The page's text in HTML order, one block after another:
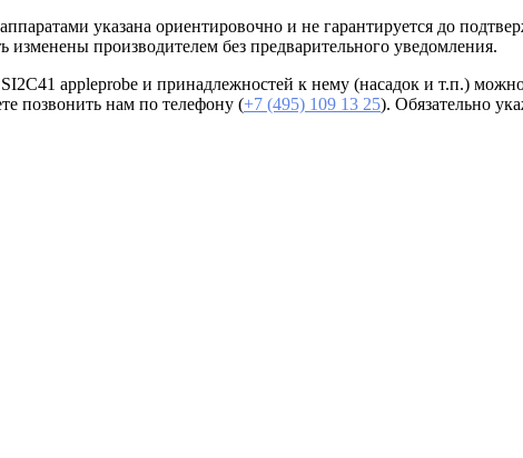
указана ориентировочно и не гарантируется до
производителем без предварительного уведомления.
appleprobe и принадлежностей к нему (насадок и т.п.)
позвонить нам по телефону (+7 (495) 109 13 25). Обязательно